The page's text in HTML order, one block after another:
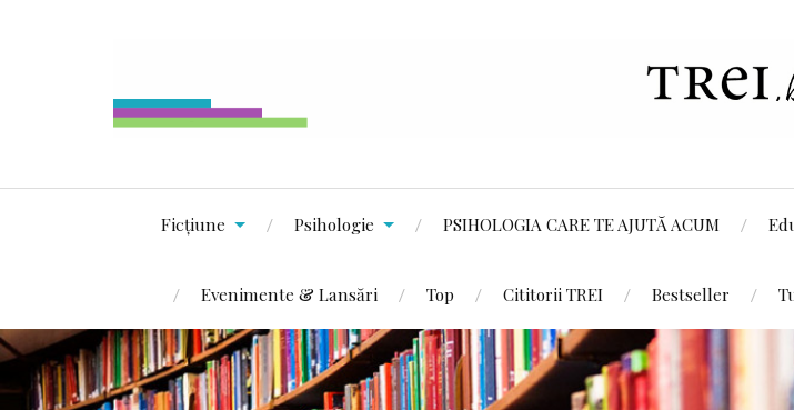
Ficțiune Psihologie PSIHOLOGIA CARE TE AJUTĂ ACUM
Evenimente & Lansări Top Cititorii TREI Bestseller